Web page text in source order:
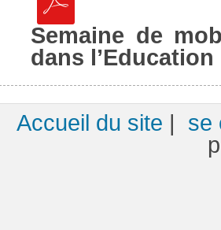
Semaine de
dans l’Education
Accueil du site | se